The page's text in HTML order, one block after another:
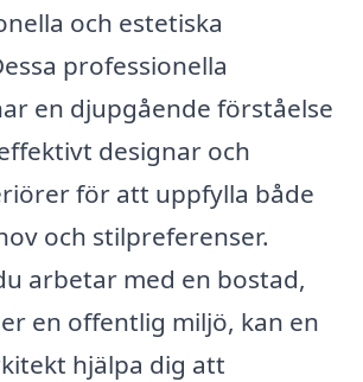
och estetiska
professionella
en djupgående förståelse
designar och
för att uppfylla både
och stilpreferenser.
arbetar med en bostad,
en offentlig miljö, kan en
hjälpa dig att